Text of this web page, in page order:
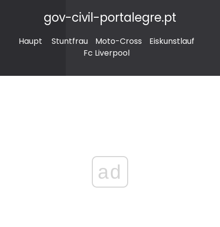
gov-civil-portalegre.pt
Haupt Stuntfrau Moto-Cross
Eiskunstlauf
Fc Liverpool
ad